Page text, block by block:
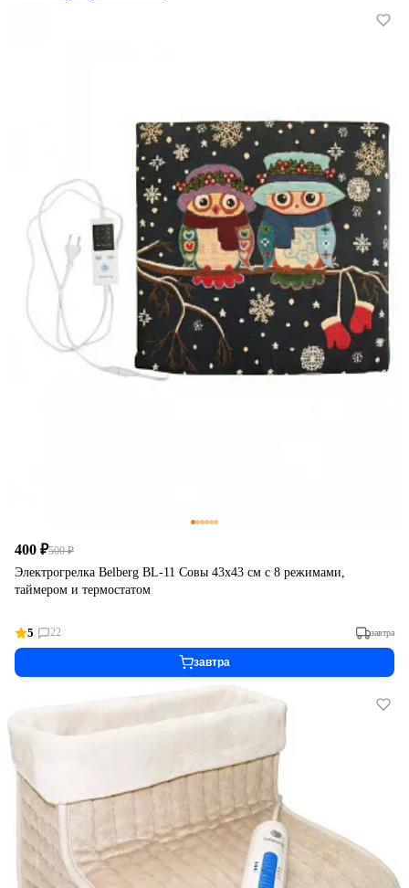
400 ₽500 ₽
Электрогрелка Belberg BL-11 Совы 43х43 см с 8 режимами,
таймером и термостатом
5 22 завтра
завтра